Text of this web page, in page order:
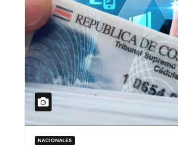
NACIONALES